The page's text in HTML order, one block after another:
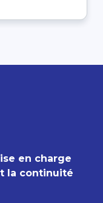
en charge
la continuité